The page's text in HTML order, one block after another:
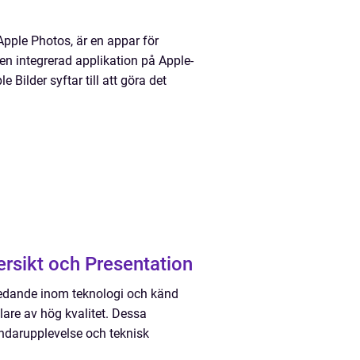
Photos, är en appar för
integrerad applikation på Apple-
Bilder syftar till att göra det
och Presentation
inom teknologi och känd
av hög kvalitet. Dessa
och teknisk